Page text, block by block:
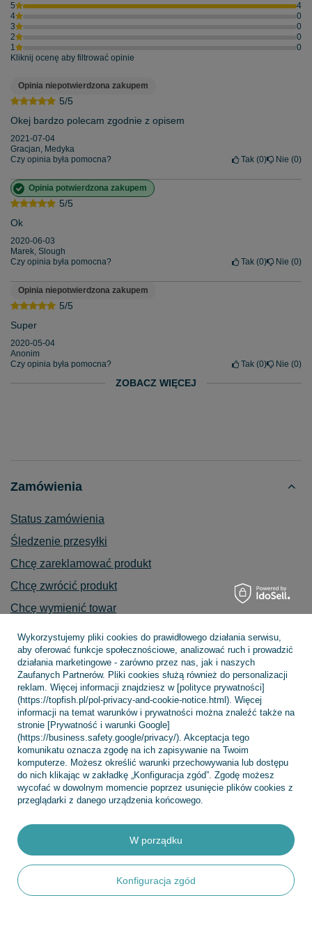
5
4
4
0
3
0
2
0
1
0
Kliknij ocenę aby filtrować opinie
5/5
Opinia niepotwierdzona zakupem
Okej bardzo polecam zgodnie z opisem
2021-07-04
Gracjan, Medyka
Czy opinia była pomocna?
Tak 0 Nie 0
5/5
Opinia potwierdzona zakupem
Ok
2020-06-03
Marek, Slough
Czy opinia była pomocna?
Tak 0 Nie 0
5/5
Opinia niepotwierdzona zakupem
Super
2020-05-04
Anonim
Czy opinia była pomocna?
Tak 0 Nie 0
ZOBACZ WIĘCEJ
Zamówienia
Status zamówienia
Śledzenie przesyłki
Chcę zareklamować produkt
Chcę zwrócić produkt
Chcę wymienić towar
Konto
Regulaminy
INFORMACJE
POMOC
Wykorzystujemy pliki cookies do prawidłowego działania serwisu,
aby oferować funkcje społecznościowe, analizować ruch i prowadzić
działania marketingowe - zarówno przez nas, jak i naszych
Zaufanych Partnerów. Pliki cookies służą również do personalizacji
reklam. Więcej informacji znajdziesz w [polityce prywatności]
(https://topfish.pl/pol-privacy-and-cookie-notice.html). Więcej
informacji na temat warunków i prywatności można znaleźć także na
stronie [Prywatność i warunki Google]
(https://business.safety.google/privacy/). Akceptacja tego
komunikatu oznacza zgodę na ich zapisywanie na Twoim
komputerze. Możesz określić warunki przechowywania lub dostępu
do nich klikając w zakładkę „Konfiguracja zgód”. Zgodę możesz
wycofać w dowolnym momencie poprzez usunięcie plików cookies z
przeglądarki z danego urządzenia końcowego.
Konfiguracja zgód
W porządku